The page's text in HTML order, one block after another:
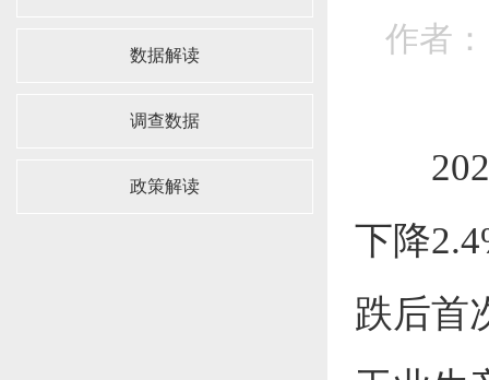
数据解读
调查数据
政策解读
作者
202
下降
跌后首